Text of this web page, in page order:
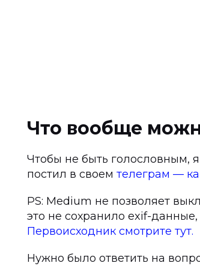
Что вообще
Чтобы не быть голословным,
постил в своем телеграм —
PS: Medium не позволяет
это не сохранило exif-
Первоисходник смотрите тут.
Нужно было ответить на